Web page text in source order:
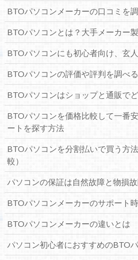
BTOパソコンメーカーの口コミを
BTOパソコンとは？大手メーカー
BTOパソコンにも初心者向け、玄
BTOパソコンの評価や評判を調べ
BTOパソコンはショップと通販で
BTOパソコンを価格比較して一番
ートを探す方法
BTOパソコンを分割払いで買う方
較）
パソコンの保証は自然故障と物損
BTOパソコンメーカーのサポート
BTOパソコンメーカーの違いとは
パソコン初心者におすすめのBTO